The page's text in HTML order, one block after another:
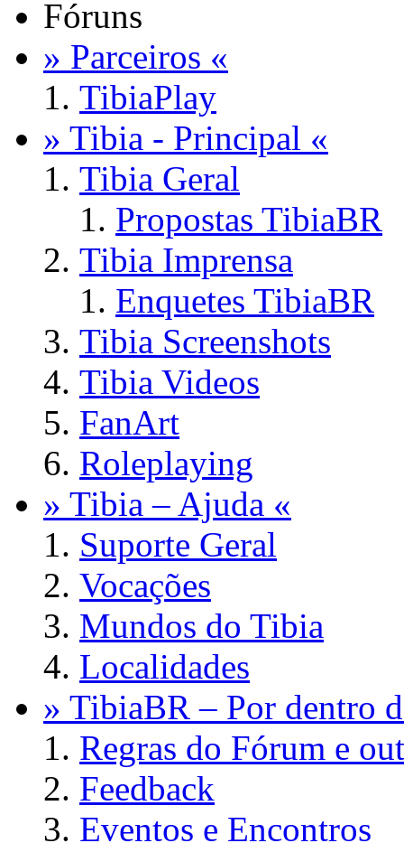
Fóruns
» Parceiros «
TibiaPlay
» Tibia - Principal «
Tibia Geral
Propostas TibiaBR
Tibia Imprensa
Enquetes TibiaBR
Tibia Screenshots
Tibia Videos
FanArt
Roleplaying
» Tibia – Ajuda «
Suporte Geral
Vocações
Mundos do Tibia
Localidades
» TibiaBR – Por dentro
Regras do Fórum e
Feedback
Eventos e Encontros